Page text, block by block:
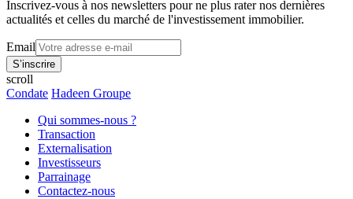
Inscrivez-vous à nos newsletters pour ne plus rater nos dernières
actualités et celles du marché de l'investissement immobilier.
Email
scroll
Condate Hadeen Groupe
Qui sommes-nous ?
Transaction
Externalisation
Investisseurs
Parrainage
Contactez-nous